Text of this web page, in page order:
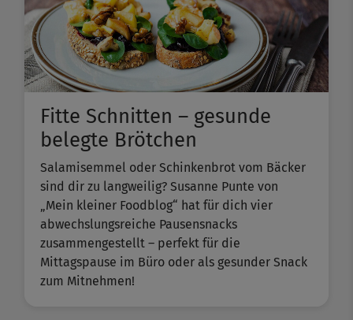
Fitte Schnitten – gesunde
belegte Brötchen
Salamisemmel oder Schinkenbrot vom Bäcker
sind dir zu langweilig? Susanne Punte von
„Mein kleiner Foodblog“ hat für dich vier
abwechslungsreiche Pausensnacks
zusammengestellt – perfekt für die
Mittagspause im Büro oder als gesunder Snack
zum Mitnehmen!